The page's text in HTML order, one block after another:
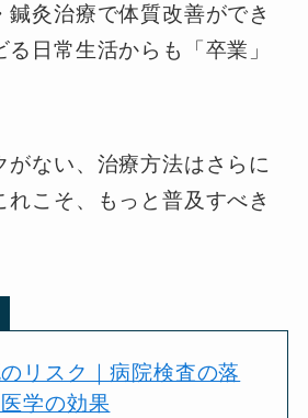
鍼灸治療で体質改善ができ
日常生活からも「卒業」
がない、治療方法はさらに
れこそ、もっと普及すべき
リスク｜病院検査の落
学の効果